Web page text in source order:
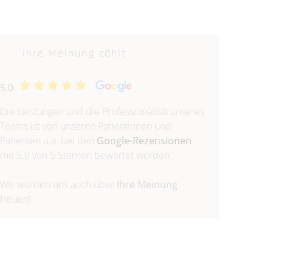
Ihre Meinung zählt
5.0
Die Leistungen und die Professionalität unseres
Teams ist von unseren Patientinnen und
Patienten u.a. bei den Google-Rezensionen
mit 5.0 von 5 Sternen bewertet worden.
Wir würden uns auch über Ihre Meinung
freuen!